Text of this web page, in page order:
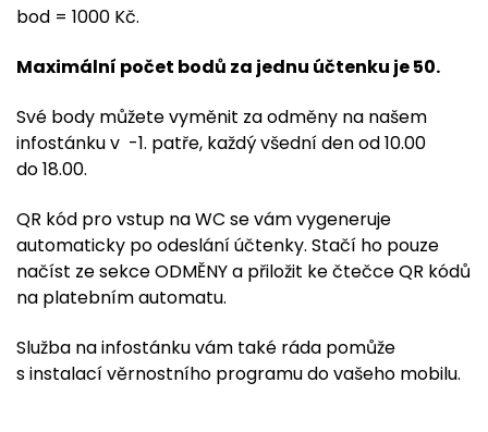
bod = 1000 Kč.
Maximální počet bodů za jednu účtenku je 50.
Své body můžete vyměnit za odměny na našem
infostánku v -1. patře, každý všední den od 10.00
do 18.00.
QR kód pro vstup na WC se vám vygeneruje
automaticky po odeslání účtenky. Stačí ho pouze
načíst ze sekce ODMĚNY a přiložit ke čtečce QR kódů
na platebním automatu.
Služba na infostánku vám také ráda pomůže
s instalací věrnostního programu do vašeho mobilu.